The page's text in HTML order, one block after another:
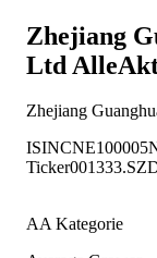
Zhejiang
Ltd
Zhejiang
ISIN
Ticker001333.SZ
AA Kategorie